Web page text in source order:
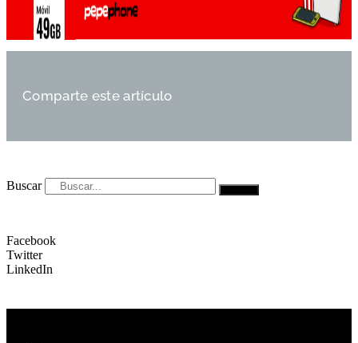
Comparte este artículo
Buscar
Facebook
Twitter
LinkedIn